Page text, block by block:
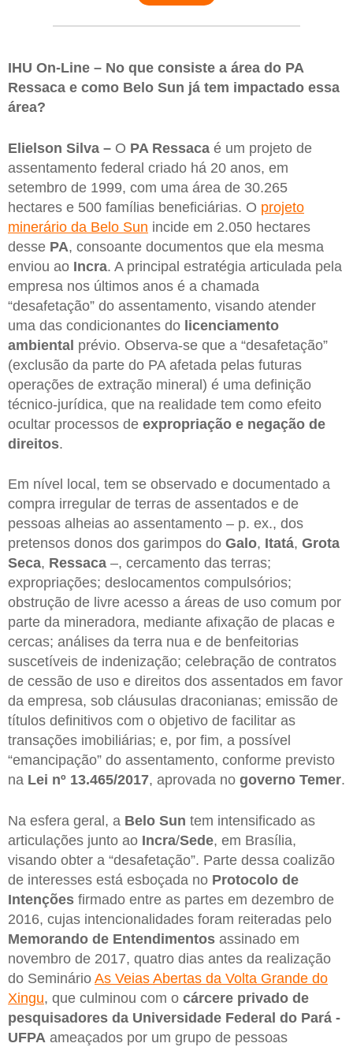
IHU On-Line – No que consiste a área do PA
Ressaca e como Belo Sun já tem impactado essa
área?
Elielson Silva – O PA Ressaca é um projeto de
assentamento federal criado há 20 anos, em
setembro de 1999, com uma área de 30.265
hectares e 500 famílias beneficiárias. O projeto
minerário da Belo Sun incide em 2.050 hectares
desse PA, consoante documentos que ela mesma
enviou ao Incra. A principal estratégia articulada pela
empresa nos últimos anos é a chamada
“desafetação” do assentamento, visando atender
uma das condicionantes do licenciamento
ambiental prévio. Observa-se que a “desafetação”
(exclusão da parte do PA afetada pelas futuras
operações de extração mineral) é uma definição
técnico-jurídica, que na realidade tem como efeito
ocultar processos de expropriação e negação de
direitos.
Em nível local, tem se observado e documentado a
compra irregular de terras de assentados e de
pessoas alheias ao assentamento – p. ex., dos
pretensos donos dos garimpos do Galo, Itatá, Grota
Seca, Ressaca –, cercamento das terras;
expropriações; deslocamentos compulsórios;
obstrução de livre acesso a áreas de uso comum por
parte da mineradora, mediante afixação de placas e
cercas; análises da terra nua e de benfeitorias
suscetíveis de indenização; celebração de contratos
de cessão de uso e direitos dos assentados em favor
da empresa, sob cláusulas draconianas; emissão de
títulos definitivos com o objetivo de facilitar as
transações imobiliárias; e, por fim, a possível
“emancipação” do assentamento, conforme previsto
na Lei nº 13.465/2017, aprovada no governo Temer.
Na esfera geral, a Belo Sun tem intensificado as
articulações junto ao Incra/Sede, em Brasília,
visando obter a “desafetação”. Parte dessa coalizão
de interesses está esboçada no Protocolo de
Intenções firmado entre as partes em dezembro de
2016, cujas intencionalidades foram reiteradas pelo
Memorando de Entendimentos assinado em
novembro de 2017, quatro dias antes da realização
do Seminário As Veias Abertas da Volta Grande do
Xingu, que culminou com o cárcere privado de
pesquisadores da Universidade Federal do Pará -
UFPA ameaçados por um grupo de pessoas